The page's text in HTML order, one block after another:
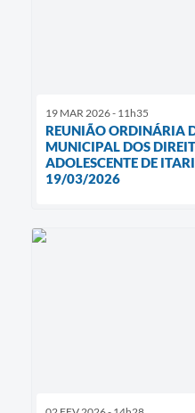
19 MAR 2026 - 11h35
REUNIÃO ORDINÁRIA
MUNICIPAL DOS
ADOLESCENTE DE
19/03/2026